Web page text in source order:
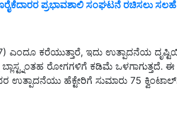
ರೋಗಗಳಿಗೆ ಕಡಿಮೆ ಒಳಗಾಗುತ್ತದೆ.
ಉತ್ಪಾದನೆಯು ಹೆಕ್ಟೇರಿಗೆ ಸುಮಾರು 75